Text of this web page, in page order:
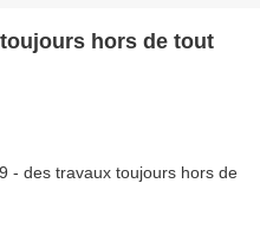
hors de tout